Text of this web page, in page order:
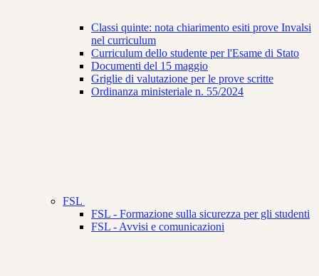
Classi quinte: nota chiarimento esiti prove Invalsi
nel curriculum
Curriculum dello studente per l'Esame di Stato
Documenti del 15 maggio
Griglie di valutazione per le prove scritte
Ordinanza ministeriale n. 55/2024
FSL
FSL - Formazione sulla sicurezza per gli studenti
FSL - Avvisi e comunicazioni